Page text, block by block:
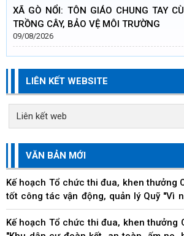
XÃ GÒ NỔI: TÔN GIÁO CHUNG TAY
TRỒNG CÂY, BẢO VỆ MÔI TRƯỜNG
09/08/2026
LIÊN KẾT WEBSITE
VĂN BẢN MỚI
Kế hoạch Tổ chức thi đua, khen thưởng
tốt công tác vận động, quản lý Quỹ "Vì
hoạt động an sinh xã hội trên địa...
Kế hoạch Tổ chức thi đua, khen thưởng